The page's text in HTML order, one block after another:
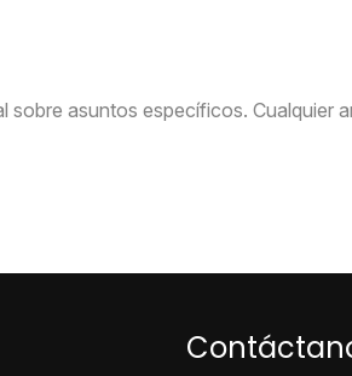
asuntos específicos. Cualquier